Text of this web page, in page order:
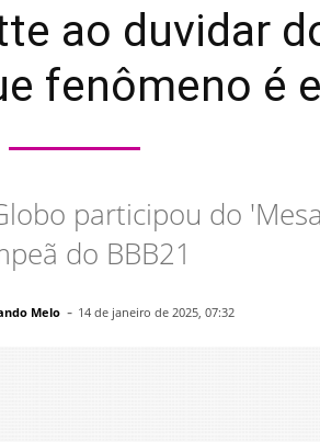
ao duvidar
fenômeno é
participou do
do BBB21
Melo - 14 de janeiro de 2025, 07:32